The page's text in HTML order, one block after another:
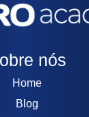
nós
Home
Blog